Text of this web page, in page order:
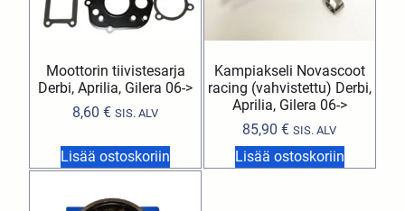
Moottorin tiivistesarja
Derbi, Aprilia, Gilera 06->
8,60€ SIS. ALV
Lisää ostoskoriin
Kampiakseli Novascoot
racing (vahvistettu) Derbi,
Aprilia, Gilera 06->
85,90€ SIS. ALV
Lisää ostoskoriin